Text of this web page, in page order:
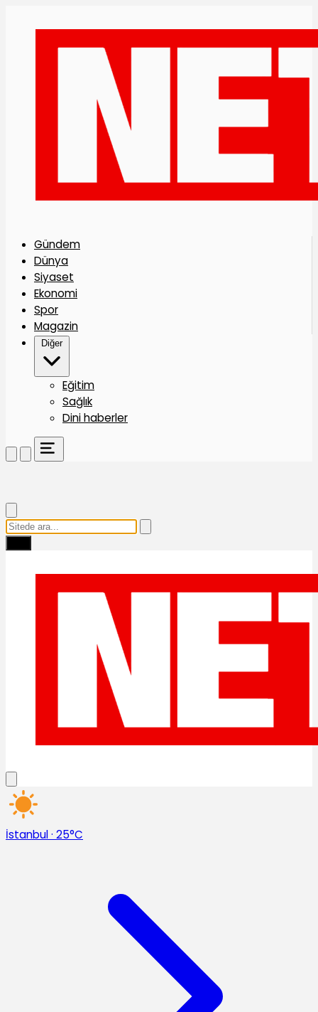
Gündem
Dünya
Siyaset
Ekonomi
Spor
Magazin
Diğer
Eğitim
Sağlık
Dini haberler
İstanbul· 25°C